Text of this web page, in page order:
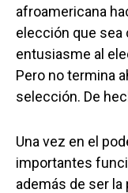
afroamericana
elección que sea
entusiasme al
Pero no termina
selección. De
Una vez en el
importantes
además de ser